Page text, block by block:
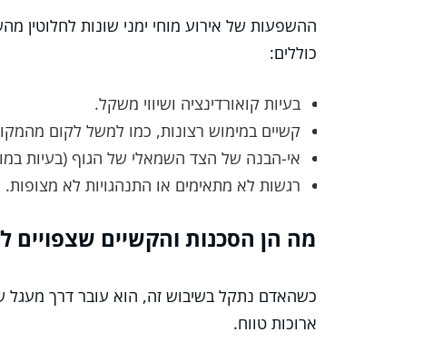
ההשפעות של אירוע מוחי ימני שונות לחלוטין
כוללים:
בעיות קואורדינציה ושיווי משקל.
קשיים במימוש רצונות, כמו למשל לקום
אי-הבנה של הצד השמאלי של הגוף (בעיות
רגשות לא מתאימים או התנהגויות לא מצופות.
מה הן הסכנות והקשיים שצפויים
כשהאדם נתקל בשיבוש זה, הוא עובר דרך מעגל
ארוכות טווח.